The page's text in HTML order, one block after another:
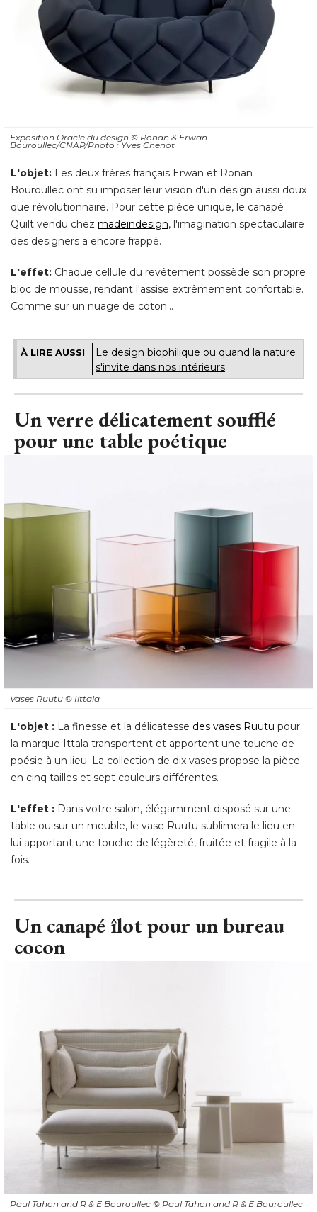
Exposition Oracle du design © Ronan & Erwan
Bouroullec/CNAP/Photo : Yves Chenot
L'objet: Les deux frères français Erwan et Ronan
Bouroullec ont su imposer leur vision d'un design aussi doux
que révolutionnaire. Pour cette pièce unique, le canapé
Quilt vendu chez madeindesign, l'imagination spectaculaire
des designers a encore frappé.
L'effet: Chaque cellule du revêtement possède son propre
bloc de mousse, rendant l'assise extrêmement confortable.
Comme sur un nuage de coton...
À LIRE AUSSI
Le design biophilique ou quand la nature
s'invite dans nos intérieurs
Un verre délicatement soufflé
pour une table poétique
Vases Ruutu © Iittala
L'objet : La finesse et la délicatesse des vases Ruutu pour
la marque Ittala transportent et apportent une touche de
poésie à un lieu. La collection de dix vases propose la pièce
en cinq tailles et sept couleurs différentes.
L'effet : Dans votre salon, élégamment disposé sur une
table ou sur un meuble, le vase Ruutu sublimera le lieu en
lui apportant une touche de légèreté, fruitée et fragile à la
fois.
Un canapé îlot pour un bureau
cocon
Paul Tahon and R & E Bouroullec © Paul Tahon and R & E Bouroullec